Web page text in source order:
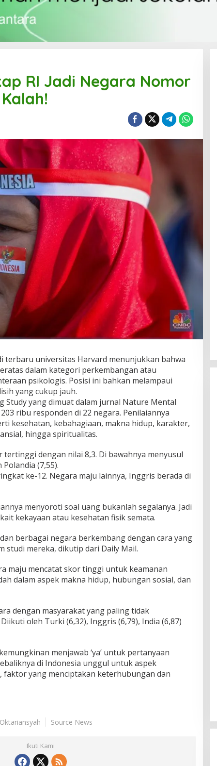
RI Jadi Negara Nomor
terbaru universitas Harvard menunjukkan bahwa
dalam kategori perkembangan atau
psikologis. Posisi ini bahkan melampaui
yang cukup jauh.
Study yang dimuat dalam jurnal Nature Mental
ribu responden di 22 negara. Penilaiannya
kesehatan, kebahagiaan, makna hidup, karakter,
hingga spiritualitas.
dengan nilai 8,3. Di bawahnya menyusul
(7,55).
ke-12. Negara maju lainnya, Inggris berada di
menyoroti soal uang bukanlah segalanya. Jadi
kekayaan atau kesehatan fisik semata.
berbagai negara berkembang dengan cara yang
studi mereka, dikutip dari Daily Mail.
maju mencatat skor tinggi untuk keamanan
dalam aspek makna hidup, hubungan sosial, dan
dengan masyarakat yang paling tidak
oleh Turki (6,32), Inggris (6,79), India (6,87)
menjawab ‘ya’ untuk pertanyaan
di Indonesia unggul untuk aspek
faktor yang menciptakan keterhubungan dan
Source News
Ikuti Kami